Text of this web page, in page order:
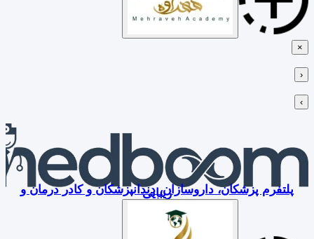
×
‹
›
پلتفرم پزشکان، داروسازان، دندانپزشکان و کادر درمان و
زیبایی